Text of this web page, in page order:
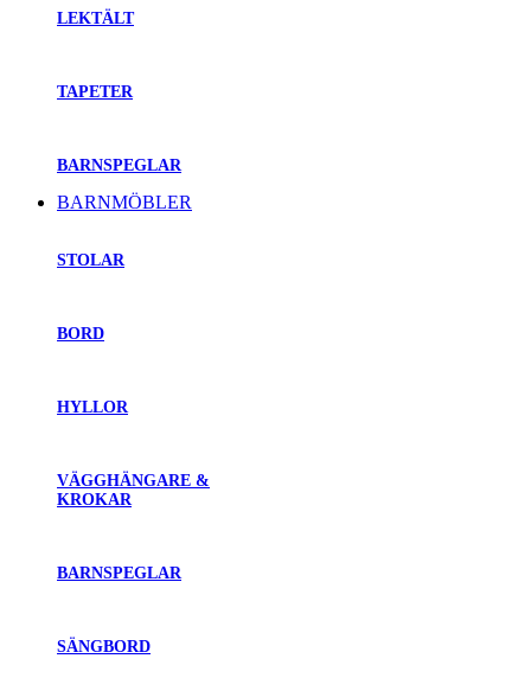
LEKTÄLT
TAPETER
BARNSPEGLAR
BARNMÖBLER
STOLAR
BORD
HYLLOR
VÄGGHÄNGARE &
KROKAR
BARNSPEGLAR
SÄNGBORD